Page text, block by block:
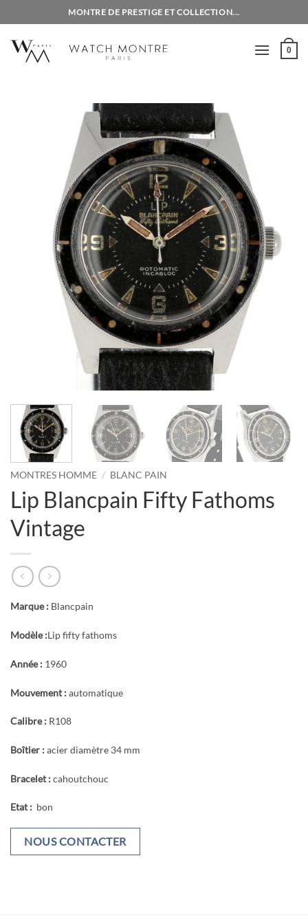
au
contenu
MONTRE DE PRESTIGE ET COLLECTION...
0
MONTRES HOMME / BLANC PAIN
Lip Blancpain Fifty Fathoms
Vintage
Marque : Blancpain
Modèle :Lip fifty fathoms
Année : 1960
Mouvement :automatique
Calibre : R108
Boîtier :acier diamètre 34 mm
Bracelet :cahoutchouc
Etat : bon
NOUS CONTACTER